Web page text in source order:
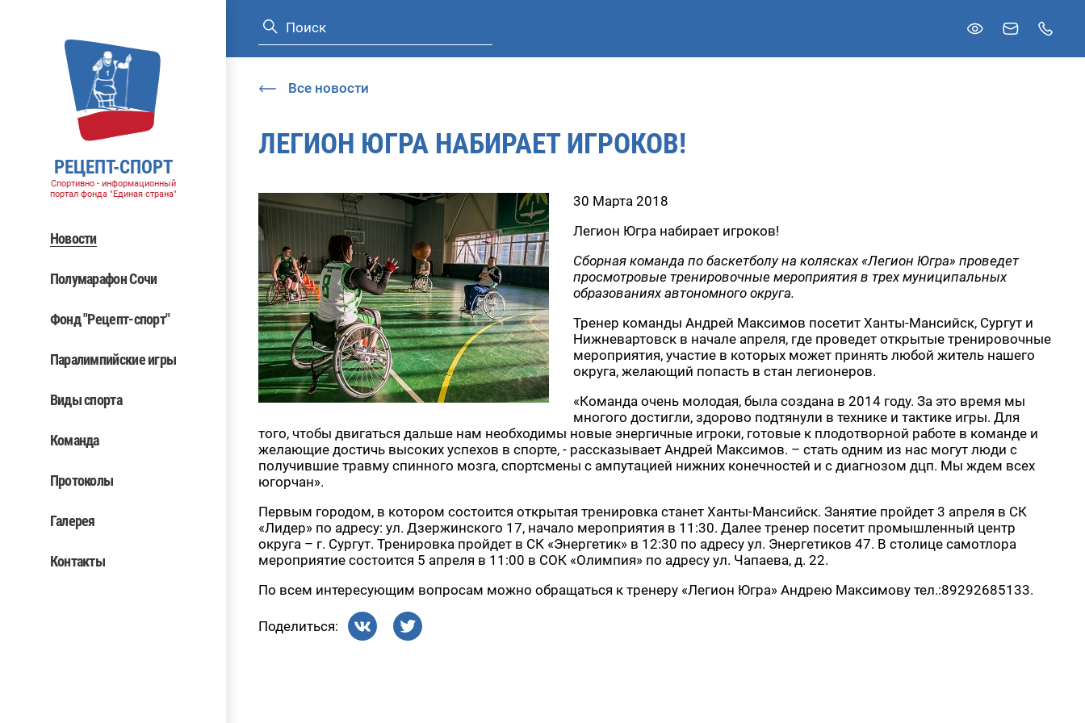
РЕЦЕПТ-СПОРТ
Спортивно - информационный
портал фонда "Единая страна"
Новости
Полумарафон Сочи
Фонд "Рецепт-спорт"
Паралимпийские игры
Виды спорта
Команда
Протоколы
Галерея
Контакты
Все новости
ЛЕГИОН ЮГРА НАБИРАЕТ ИГРОКОВ!
30 Марта 2018
Легион Югра набирает игроков!
Сборная команда по баскетболу на колясках «Легион Югра» проведет
просмотровые тренировочные мероприятия в трех муниципальных
образованиях автономного округа.
Тренер команды Андрей Максимов посетит Ханты-Мансийск, Сургут и
Нижневартовск в начале апреля, где проведет открытые тренировочные
мероприятия, участие в которых может принять любой житель нашего
округа, желающий попасть в стан легионеров.
«Команда очень молодая, была создана в 2014 году. За это время мы
многого достигли, здорово подтянули в технике и тактике игры. Для
того, чтобы двигаться дальше нам необходимы новые энергичные игроки, готовые к плодотворной работе в команде и
желающие достичь высоких успехов в спорте, - рассказывает Андрей Максимов. – стать одним из нас могут люди с
получившие травму спинного мозга, спортсмены с ампутацией нижних конечностей и с диагнозом дцп. Мы ждем всех
югорчан».
Первым городом, в котором состоится открытая тренировка станет Ханты-Мансийск. Занятие пройдет 3 апреля в СК
«Лидер» по адресу: ул. Дзержинского 17, начало мероприятия в 11:30. Далее тренер посетит промышленный центр
округа – г. Сургут. Тренировка пройдет в СК «Энергетик» в 12:30 по адресу ул. Энергетиков 47. В столице самотлора
мероприятие состоится 5 апреля в 11:00 в СОК «Олимпия» по адресу ул. Чапаева, д. 22.
По всем интересующим вопросам можно обращаться к тренеру «Легион Югра» Андрею Максимову тел.:89292685133.
Поделиться: